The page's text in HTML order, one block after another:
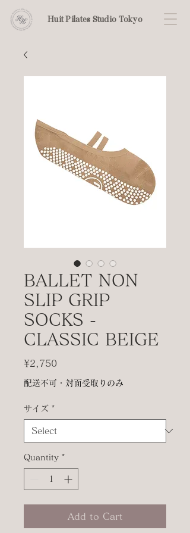
Huit Pilates Studio Tokyo
BALLET NON
SLIP GRIP
SOCKS -
CLASSIC BEIGE
¥2,750
配送不可・対面受取りのみ
サイズ *
Quantity *
Add to Cart